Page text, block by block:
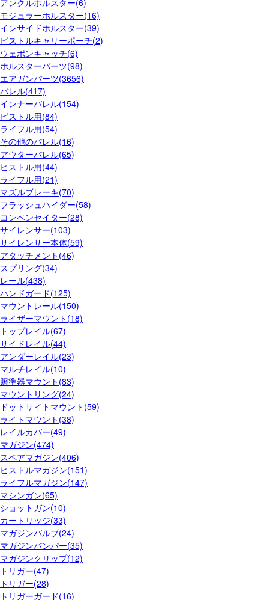
アンクルホルスター(6)
モジュラーホルスター(16)
インサイドホルスター(39)
ピストルキャリーポーチ(2)
ウェポンキャッチ(6)
ホルスターパーツ(98)
エアガンパーツ(3656)
バレル(417)
インナーバレル(154)
ピストル用(84)
ライフル用(54)
その他のバレル(16)
アウターバレル(65)
ピストル用(44)
ライフル用(21)
マズルブレーキ(70)
フラッシュハイダー(58)
コンペンセイター(28)
サイレンサー(103)
サイレンサー本体(59)
アタッチメント(46)
スプリング(34)
レール(438)
ハンドガード(125)
マウントレール(150)
ライザーマウント(18)
トップレイル(67)
サイドレイル(44)
アンダーレイル(23)
マルチレイル(10)
照準器マウント(83)
マウントリング(24)
ドットサイトマウント(59)
ライトマウント(38)
レイルカバー(49)
マガジン(474)
スペアマガジン(406)
ピストルマガジン(151)
ライフルマガジン(147)
マシンガン(65)
ショットガン(10)
カートリッジ(33)
マガジンバルブ(24)
マガジンバンパー(35)
マガジンクリップ(12)
トリガー(47)
トリガー(28)
トリガーガード(16)